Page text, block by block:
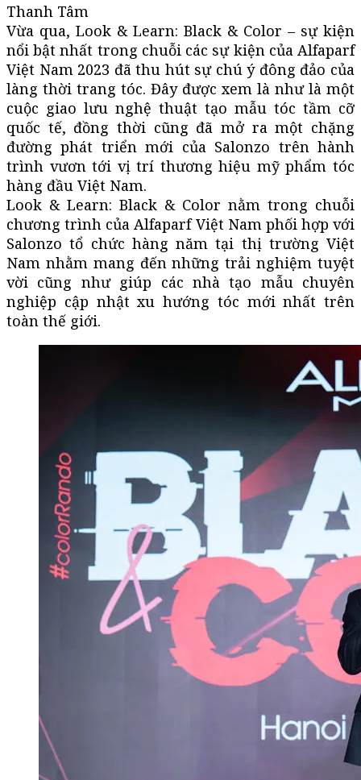
Thanh Tâm
Vừa qua, Look & Learn: Black & Color – sự kiện
nổi bật nhất trong chuỗi các sự kiện của Alfaparf
Việt Nam 2023 đã thu hút sự chú ý đông đảo của
làng thời trang tóc. Đây được xem là như là một
cuộc giao lưu nghệ thuật tạo mẫu tóc tầm cỡ
quốc tế, đồng thời cũng đã mở ra một chặng
đường phát triển mới của Salonzo trên hành
trình vươn tới vị trí thương hiệu mỹ phẩm tóc
hàng đầu Việt Nam.
Look & Learn: Black & Color nằm trong chuỗi
chương trình của Alfaparf Việt Nam phối hợp với
Salonzo tổ chức hàng năm tại thị trường Việt
Nam nhằm mang đến những trải nghiệm tuyệt
vời cũng như giúp các nhà tạo mẫu chuyên
nghiệp cập nhật xu hướng tóc mới nhất trên
toàn thế giới.